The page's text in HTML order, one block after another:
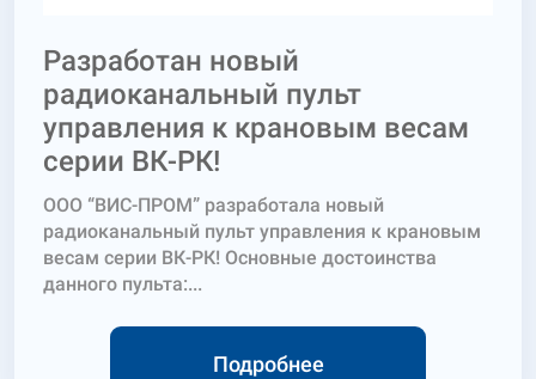
Разработан новый
радиоканальный пульт
управления к крановым весам
серии ВК-РК!
ООО “ВИС-ПРОМ” разработала новый
радиоканальный пульт управления к крановым
весам серии ВК-РК! Основные достоинства
данного пульта:...
Подробнее